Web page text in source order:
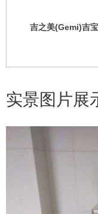
吉之美(Gemi)吉
实景图片展